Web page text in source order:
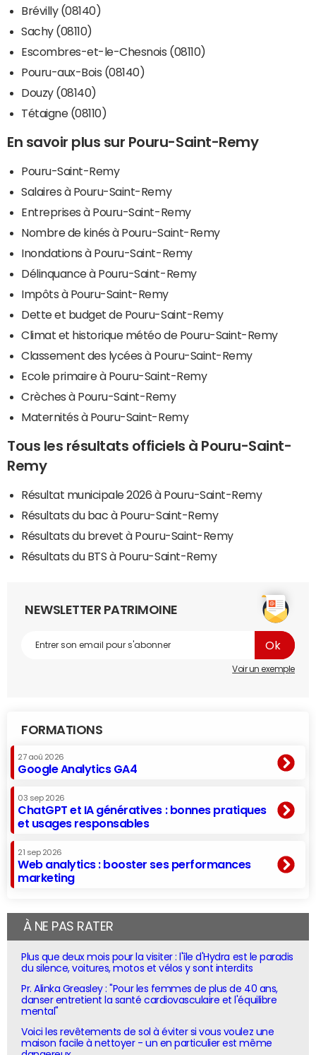
Brévilly (08140)
Sachy (08110)
Escombres-et-le-Chesnois (08110)
Pouru-aux-Bois (08140)
Douzy (08140)
Tétaigne (08110)
En savoir plus sur Pouru-Saint-Remy
Pouru-Saint-Remy
Salaires à Pouru-Saint-Remy
Entreprises à Pouru-Saint-Remy
Nombre de kinés à Pouru-Saint-Remy
Inondations à Pouru-Saint-Remy
Délinquance à Pouru-Saint-Remy
Impôts à Pouru-Saint-Remy
Dette et budget de Pouru-Saint-Remy
Climat et historique météo de Pouru-Saint-Remy
Classement des lycées à Pouru-Saint-Remy
Ecole primaire à Pouru-Saint-Remy
Crèches à Pouru-Saint-Remy
Maternités à Pouru-Saint-Remy
Tous les résultats officiels à Pouru-Saint-
Remy
Résultat municipale 2026 à Pouru-Saint-Remy
Résultats du bac à Pouru-Saint-Remy
Résultats du brevet à Pouru-Saint-Remy
Résultats du BTS à Pouru-Saint-Remy
NEWSLETTER PATRIMOINE
Voir un exemple
FORMATIONS
27 aoû 2026
Google Analytics GA4
03 sep 2026
ChatGPT et IA génératives : bonnes pratiques
et usages responsables
21 sep 2026
Web analytics : booster ses performances
marketing
À NE PAS RATER
Plus que deux mois pour la visiter : l'île d'Hydra est le paradis
du silence, voitures, motos et vélos y sont interdits
Pr. Alinka Greasley : "Pour les femmes de plus de 40 ans,
danser entretient la santé cardiovasculaire et l'équilibre
mental"
Voici les revêtements de sol à éviter si vous voulez une
maison facile à nettoyer - un en particulier est même